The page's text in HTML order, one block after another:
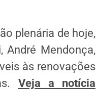
plenária de hoje,
André Mendonça,
às renovações
Veja a notícia